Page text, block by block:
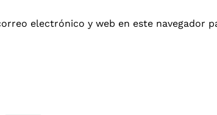
electrónico y web en este navegador